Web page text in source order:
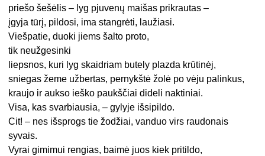
priešo šešėlis – lyg pjuvenų maišas prikrautas –
įgyja tūrį, pildosi, ima stangrėti, laužiasi.
Viešpatie, duoki jiems šalto proto,
tik neužgesinki
liepsnos, kuri lyg skaidriam butely plazda krūtinėj,
sniegas žeme užbertas, pernykštė žolė po vėju palinkus,
kraujo ir aukso ieško paukščiai dideli naktiniai.
Visa, kas svarbiausia, – gylyje išsipildo.
Cit! – nes išsprogs tie žodžiai, vanduo virs raudonais
syvais.
Vyrai gimimui rengias, baimė juos kiek pritildo,